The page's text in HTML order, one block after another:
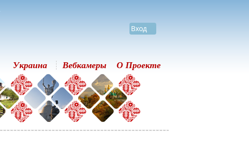
Вход
Украина Вебкамеры О Проекте